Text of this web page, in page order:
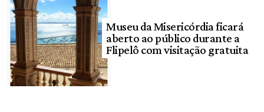
Museu da Misericórdia ficará
aberto ao público durante a
Flipelô com visitação gratuita